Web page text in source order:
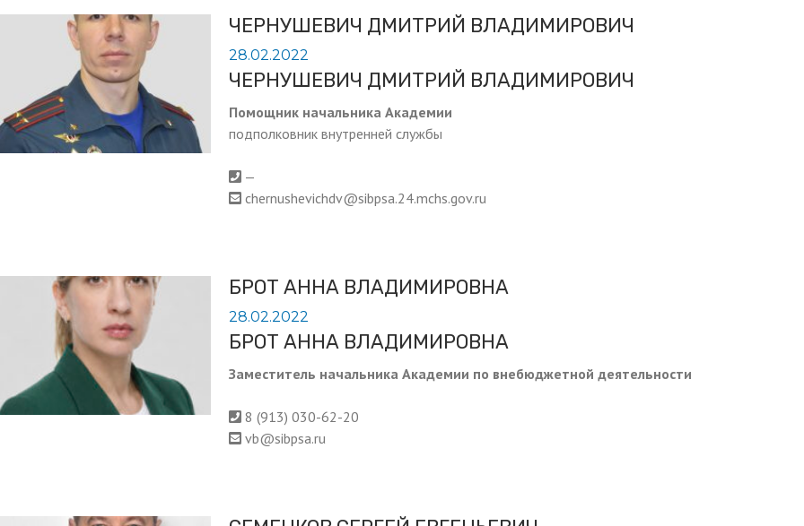
ЧЕРНУШЕВИЧ ДМИТРИЙ ВЛАДИМИРОВИЧ
28.02.2022
ЧЕРНУШЕВИЧ ДМИТРИЙ ВЛАДИМИРОВИЧ
Помощник начальника Академии
подполковник внутренней службы
—
chernushevichdv@sibpsa.24.mchs.gov.ru
БРОТ АННА ВЛАДИМИРОВНА
28.02.2022
БРОТ АННА ВЛАДИМИРОВНА
Заместитель начальника Академии по внебюджетной деятельности
8 (913) 030-62-20
vb@sibpsa.ru